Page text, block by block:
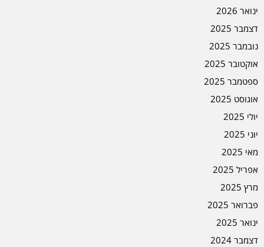
ינואר 2026
דצמבר 2025
נובמבר 2025
אוקטובר 2025
ספטמבר 2025
אוגוסט 2025
יולי 2025
יוני 2025
מאי 2025
אפריל 2025
מרץ 2025
פברואר 2025
ינואר 2025
דצמבר 2024